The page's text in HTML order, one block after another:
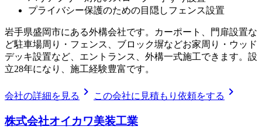
プライバシー保護のための目隠しフェンス設置
岩手県盛岡市にある外構会社です。カーポート、門扉設置な
ど駐車場周り・フェンス、ブロック塀などお家周り・ウッド
デッキ設置など、エントランス、外構一式施工できます。設
立28年になり、施工経験豊富です。
会社の詳細を見る chevron_right この会社に見積もり依頼をする chevron_right
株式会社オイカワ美装工業